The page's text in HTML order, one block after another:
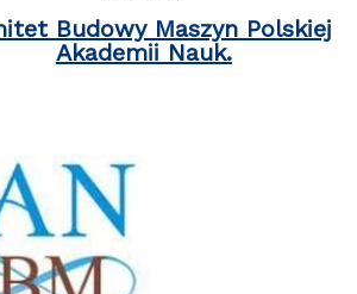
Budowy Maszyn Polskiej
Akademii Nauk.